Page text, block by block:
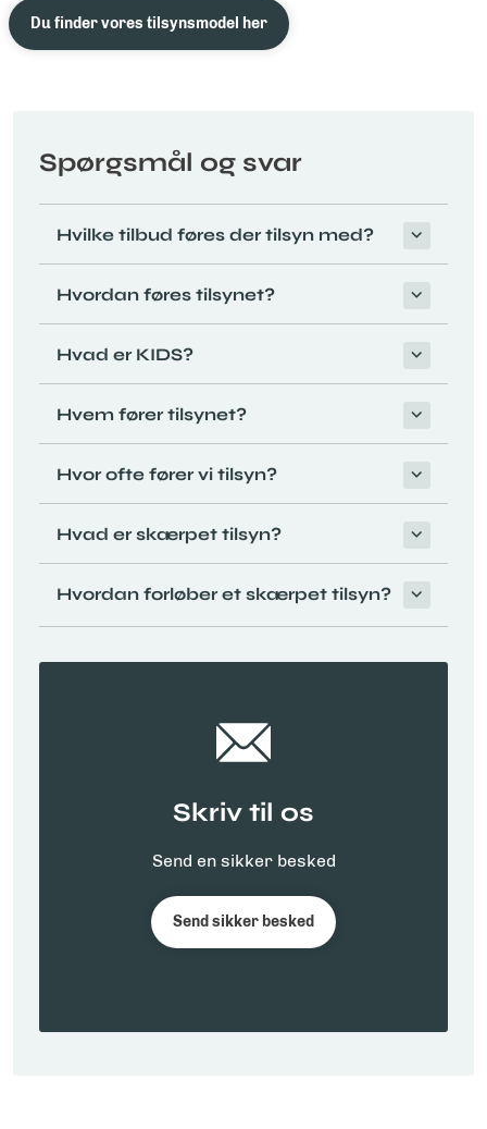
Du finder vores tilsynsmodel her
Spørgsmål og svar
Hvilke tilbud føres der tilsyn med?
Hvordan føres tilsynet?
Hvad er KIDS?
Hvem fører tilsynet?
Hvor ofte fører vi tilsyn?
Hvad er skærpet tilsyn?
Hvordan forløber et skærpet tilsyn?
Skriv til os
Send en sikker besked
Send sikker besked